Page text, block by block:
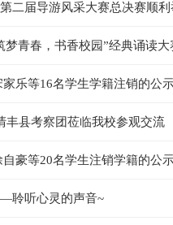
二届导游风采大赛总决赛顺
梦青春，书香校园”经典诵读
乐等16名学生学籍注销的公
县考察团莅临我校参观交流
豪等20名学生注销学籍的公
聆听心灵的声音~